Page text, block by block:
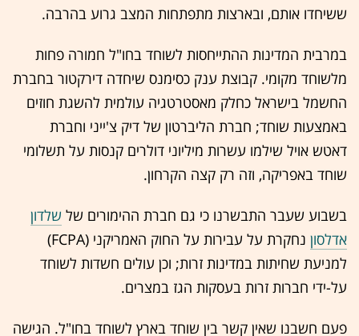
ששיחדו אותם, ובארצות מתפתחות המצב גרוע בהרבה.
במרבית המדינות ההתייחסות לשוחד בחו"ל חמורה פחות
מלשוחד מקומי. קבוצת ענק כסימנס שיחדה דירקטור בחברת
החשמל בישראל כחלק מאסטרטגיה עולמית להשגת חוזים
באמצעות שוחד; חברת הליברטון של דיק צ'ייני וחברת
דאטש אויל שילמו עשרות מיליוני דולרים קנסות על תשלומי
שוחד באפריקה, וזה רק קצה הקרחון.
בשבוע שעבר התבשרנו כי גם חברת ההימורים של שלדון
אדלסון
נחקרת על עבירות על החוק האמריקני (FCPA)
למניעת שחיתות במדינות זרות; וכן עולים חשדות לשוחד
על-ידי חברות זרות בעסקות הגז במצרים.
פעם חשבנו שאין קשר בין שוחד בארץ לשוחד בחו"ל. הגישה